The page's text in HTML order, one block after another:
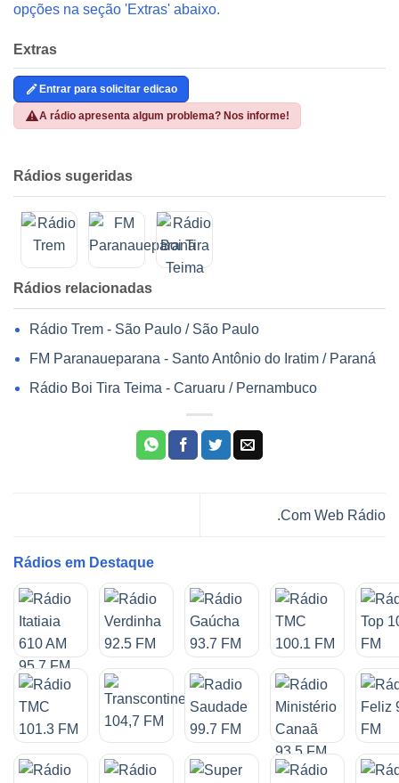
opções na seção 'Extras' abaixo.
Extras
Entrar para solicitar edicao
A rádio apresenta algum problema? Nos informe!
Rádios sugeridas
Rádios relacionadas
Rádio Trem - São Paulo / São Paulo
FM Paranaueparana - Santo Antônio do Iratim / Paraná
Rádio Boi Tira Teima - Caruaru / Pernambuco
.Com Web Rádio
Rádios em Destaque